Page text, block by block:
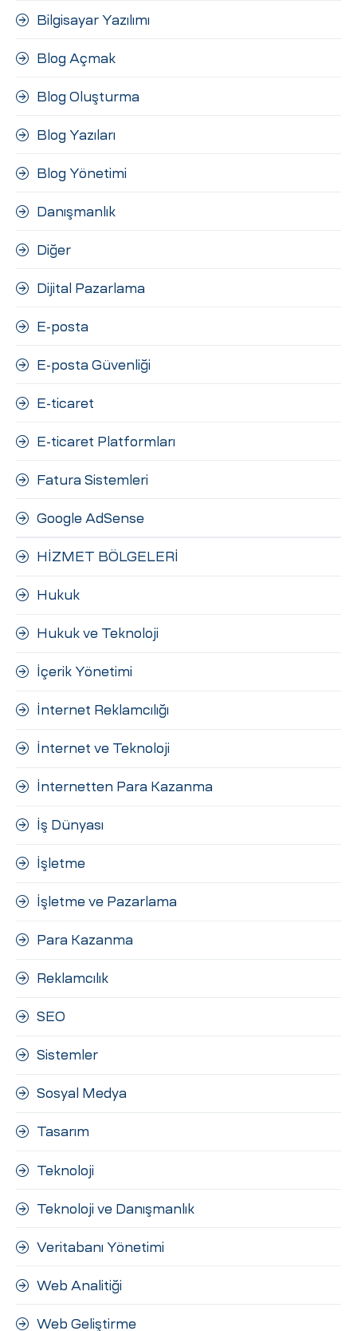
Bilgisayar Yazılımı
Blog Açmak
Blog Oluşturma
Blog Yazıları
Blog Yönetimi
Danışmanlık
Diğer
Dijital Pazarlama
E-posta
E-posta Güvenliği
E-ticaret
E-ticaret Platformları
Fatura Sistemleri
Google AdSense
HİZMET BÖLGELERİ
Hukuk
Hukuk ve Teknoloji
İçerik Yönetimi
İnternet Reklamcılığı
İnternet ve Teknoloji
İnternetten Para Kazanma
İş Dünyası
İşletme
İşletme ve Pazarlama
Para Kazanma
Reklamcılık
SEO
Sistemler
Sosyal Medya
Tasarım
Teknoloji
Teknoloji ve Danışmanlık
Veritabanı Yönetimi
Web Analitiği
Web Geliştirme